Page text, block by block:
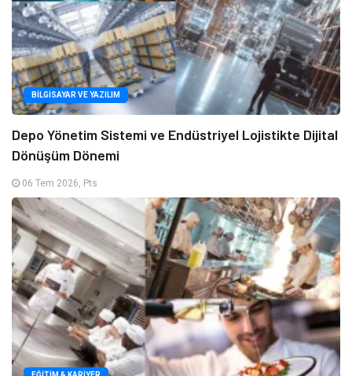
BILGISAYAR VE YAZILIM
Depo Yönetim Sistemi ve Endüstriyel Lojistikte Dijital
Dönüşüm Dönemi
06 Tem 2026, Pts